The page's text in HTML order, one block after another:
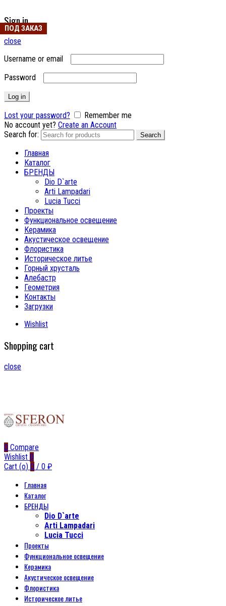
Sign in
close
Username or email
Password
Log in
Lost your password?
Remember me
No account yet? Create an Account
Search for:
Search
Главная
Каталог
БРЕНДЫ
Dio D`arte
Arti Lampadari
Lucia Tucci
Проекты
Функциональное освещение
Керамика
Акустическое освещение
Флористика
Историческое литье
Горный хрусталь
Алебастр
Геометрия
Контакты
Загрузки
Wishlist
Shopping cart
close
0 Compare
Wishlist 0
Cart (o) 0 / 0 ₽
Главная
Каталог
БРЕНДЫ
Dio D`arte
Arti Lampadari
Lucia Tucci
Проекты
Функциональное освещение
Керамика
Акустическое освещение
Флористика
Историческое литье
ПОД ЗАКАЗ